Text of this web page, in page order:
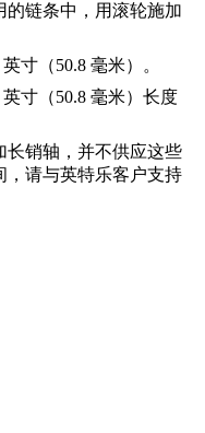
的链条中，用滚轮施加
寸（50.8 毫米）。
寸（50.8 毫米）长度
长销轴，并不供应这些
，请与英特乐客户支持